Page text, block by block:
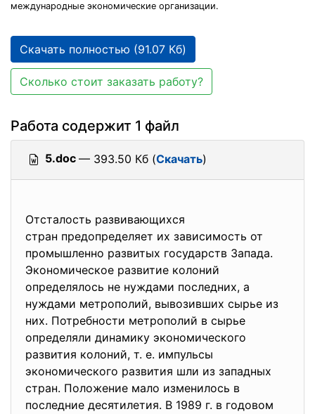
международные экономические организации.
Скачать полностью (91.07 Кб)
Сколько стоит заказать работу?
Работа содержит 1 файл
5.doc — 393.50 Кб (Скачать)
Отсталость развивающихся
стран предопределяет их зависимость от
промышленно развитых государств Запада.
Экономическое развитие колоний
определялось не нуждами последних, а
нуждами метрополий, вывозивших сырье из
них. Потребности метрополий в сырье
определяли динамику экономического
развития колоний, т. е. импульсы
экономического развития шли из западных
стран. Положение мало изменилось в
последние десятилетия. В 1989 г. в годовом